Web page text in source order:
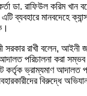
ডা. রাফিউল করিম খান
ব্যবহারে মানবদেহে
সরকার রাখী বলেন, আইনী
পরিচালনা করা
কর্তৃক ভ্রাম্যমাণ আদালত
বিরুদ্ধে